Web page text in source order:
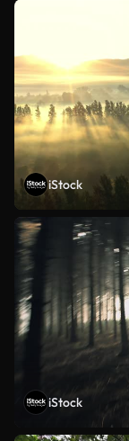
iStock
iStock